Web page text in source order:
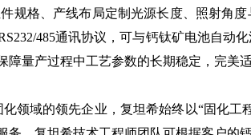
件规格、产线布局定制光源长度、照射
485通讯协议，可与钙钛矿电池自
障量产过程中工艺参数的长期稳定，完美
域的领先企业，复坦希始终以“固化工